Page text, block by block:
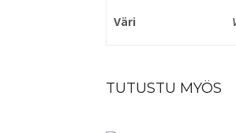
Väri
TUTUSTU MYÖS